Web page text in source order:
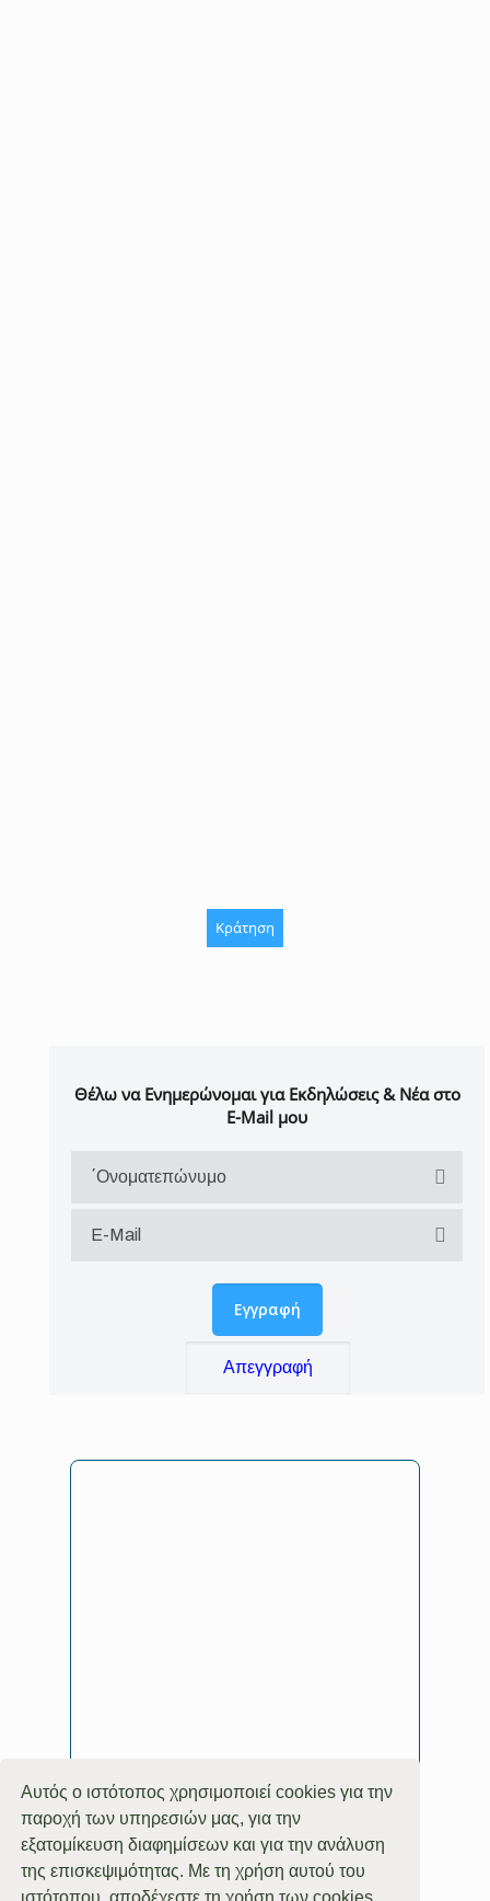
Αυτός ο ιστότοπος χρησιμοποιεί cookies για την
παροχή των υπηρεσιών μας, για την
εξατομίκευση διαφημίσεων και για την ανάλυση
της επισκεψιμότητας. Με τη χρήση αυτού του
Κράτηση
Θέλω να Ενημερώνομαι για Εκδηλώσεις & Νέα στο
E-Mail μου
© Copyright 2020 -2026 | Κτήμα - ZooPark